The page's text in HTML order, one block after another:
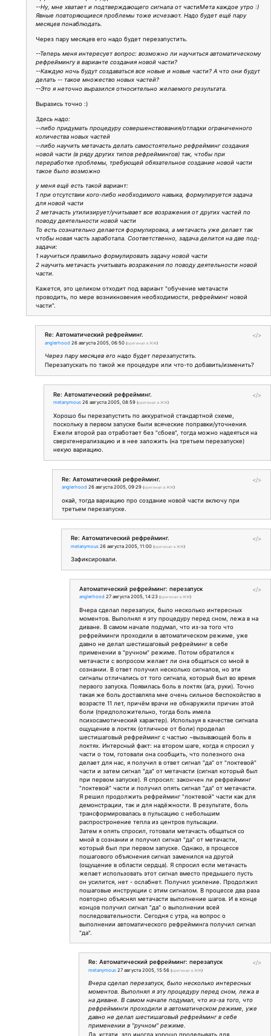
--Ну, мне хватает и подтверждающего сигнала от частиМета каждое утро :)
Явные повторяющиеся проблемы тоже исчезают. Надо будет ещё пару
месяцев понаблюдать.
Через пару месяцев его надо будет перезапустить.
--Теперь меня интересует вопрос: возможно ли научиться автоматическому
рефреймингу в варианте создания новой части?
--Каждую ночь будут создаваться все новые и новые части? А что они будут
делать -- такое множество новых частей?
--Это я неточно выразился относительно желаемого результата.
Выразись точно :)
Здесь надо:
--либо придумать процедуру совершенствования/отладки ограниченного
количества новых частей
--либо научить метачасть делать самостоятельно рефрейминг создания
новой части (в ряду других типов рефреймингов) так, чтобы при
переработке проблемы, требующей обязательное создание новой части
такое было возможно
у меня ещё есть такой вариант:
1 при отсутствии кого-либо необходимого навыка, формулируется задача
для новой части
2 метачасть утилизирует/учитывает все возражения от других частей по
поводу деятельности новой части
То есть сознательно делается формулировка, а метачасть уже делает так
чтобы новая часть заработала. Соответственно, задача делится на две под-
задачи:
1 научиться правильно формулировать задачу новой части
2 научить метачасть учитывать возражения по поводу деятельности новой
части.
Кажется, это целиком отходит под вариант "обучение метачасти
проводить, по мере возникновения необходимости, рефрейминг новой
части".
</>
Re: Автоматический рефрейминг.
anglerhood 26 августа 2005, 06:50 (оригинал в ЖЖ)
Через пару месяцев его надо будет перезапустить.
Перезапускать по такой же процедуре или что-то добавить/изменить?
</>
Re: Автоматический рефрейминг.
metanymous 26 августа 2005, 08:59 (оригинал в ЖЖ)
Хорошо бы перезапустить по аккуратной стандартной схеме,
поскольку в первом запуске были всяческие поправки/уточнения.
Ежели второй раз отработает без "сбоев", тогда можно надеяться на
сверхгенерализацию и в нее заложить (на третьем перезапуске)
некую вариацию.
</>
Re: Автоматический рефрейминг.
anglerhood 26 августа 2005, 09:29 (оригинал в ЖЖ)
окай, тогда вариацию про создание новой части включу при
третьем перезапуске.
</>
Re: Автоматический рефрейминг.
metanymous 26 августа 2005, 11:00 (оригинал в ЖЖ)
Зафиксировали.
</>
Автоматический рефрейминг: перезапуск
anglerhood 27 августа 2005, 14:23 (оригинал в ЖЖ)
Вчера сделал перезапуск, было несколько интересных
моментов. Выполнял я эту процедуру перед сном, лежа в на
диване. В самом начале подумал, что из-за того что
рефрейминги проходили в автоматическом режиме, уже
давно не делал шестишаговый рефрейминг в себе
применении в "ручном" режиме. Потом обратился к
метачасти с вопросом желает ли она общаться со мной в
сознании. В ответ получил несколько сигналов, но эти
сигналы отличались от того сигнала, который был во время
первого запуска. Появилась боль в локтях (ага, руки). Точно
такая же боль доставляла мне очень сильное беспокойство в
возрасте 11 лет, причём врачи не обнаружили причин этой
боли (предположительно, тогда боль имела
психосамотический характер). Используя в качестве сигнала
ощущение в локтях (отличное от боли) проделал
шестишаговый рефрейминг с частью ~вызывающей боль в
локтях. Интерсный факт: на втором шаге, когда я спросил у
части о том, готовали она сообщить, что полезного она
делает для нас, я получил в ответ сигнал "да" от "локтевой"
части и затем сигнал "да" от метачасти (сигнал который был
при первом запуске). Я спросил: закончен ли рефрейминг
"локтевой" части и получил опять сигнал "да" от метачасти.
Я решил продолжить рефрейминг "локтевой" части как для
демонстрации, так и для надёжности. В результате, боль
трансформировалась в пульсацию с небольшим
распростронение тепла из центров пульсации.
Затем я опять спросил, готовали метачасть общаться со
мной в сознании и получил сигнал "да" от метачасти,
который был при первом запуске. Однако, в процессе
пошагового объяснения сигнал заменился на другой
(ощущение в области сердца). Я спросил если метачасть
желает использовать этот сигнал вместо предышего пусть
он усилится, нет - ослабнет. Получил усиление. Продолжил
пошаговые инструкции с этим сигналом. В процессе два раза
повторно объяснял метачасти выполнение шагов. И в конце
концов получил сигнал "да" о выполнении всей
последовательности. Сегодня с утра, на вопрос о
выполнении автоматического рефрейминга получил сигнал
"да".
</>
Re: Автоматический рефрейминг: перезапуск
metanymous 27 августа 2005, 15:56 (оригинал в ЖЖ)
Вчера сделал перезапуск, было несколько интересных
моментов. Выполнял я эту процедуру перед сном, лежа в
на диване. В самом начале подумал, что из-за того, что
рефрейминги проходили в автоматическом режиме, уже
давно не делал шестишаговый рефрейминг в себе
применении в "ручном" режиме.
Да, кстати, это иногда хорошо проделывать для